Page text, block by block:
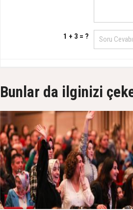
1 + 3 = ?
Bunlar da ilginizi